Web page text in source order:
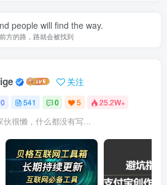
people will find the way.
方的路，路就会被找到
关注
0 541 0 5 25.2W+
伙很懒，什么都没有写...